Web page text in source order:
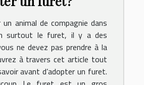
animal de compagnie dans
surtout le furet, il y a des
ne devez pas prendre à la
à travers cet article tout
avant d’adopter un furet.